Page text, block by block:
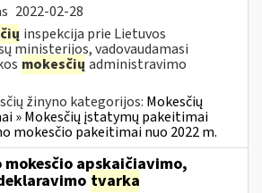
2022-02-28
inspekcija prie Lietuvos
ministerijos, vadovaudamasi
mokesčių administravimo
žinyno kategorijos: Mokesčių
» Mokesčių įstatymų pakeitimai
mokesčio pakeitimai nuo 2022 m.
mokesčio apskaičiavimo,
tvarka